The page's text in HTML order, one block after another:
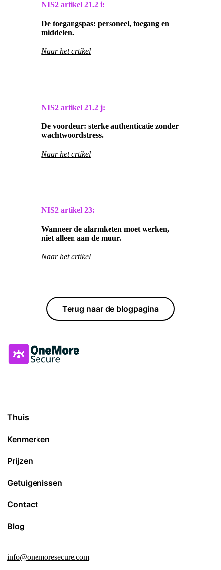
NIS2 artikel21.2 i:
De toegangspas: personeel, toegang en
middelen.
Naar het artikel
NIS2 artikel21.2 j:
De voordeur: sterke authenticatie zonder
wachtwoordstress.
Naar het artikel
NIS2 artikel23:
Wanneer de alarmketen moet werken,
niet alleen aan de muur.
Naar het artikel
Terug naar de blogpagina
info@onemoresecure.com
Thuis
Kenmerken
Prijzen
Getuigenissen
Contact
Blog